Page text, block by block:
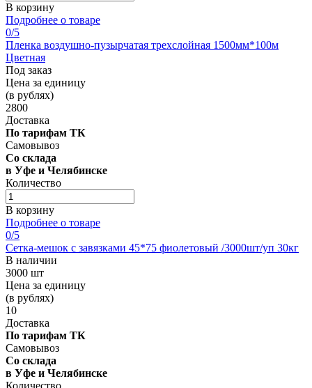
В корзину
Подробнее о товаре
0/5
Пленка воздушно-пузырчатая трехслойная 1500мм*100м
Цветная
Под заказ
Цена за единицу
(в рублях)
2800
Доставка
По тарифам ТК
Самовывоз
Со склада
в Уфе и Челябинске
Количество
В корзину
Подробнее о товаре
0/5
Сетка-мешок с завязками 45*75 фиолетовый /3000шт/уп 30кг
В наличии
3000 шт
Цена за единицу
(в рублях)
10
Доставка
По тарифам ТК
Самовывоз
Со склада
в Уфе и Челябинске
Количество